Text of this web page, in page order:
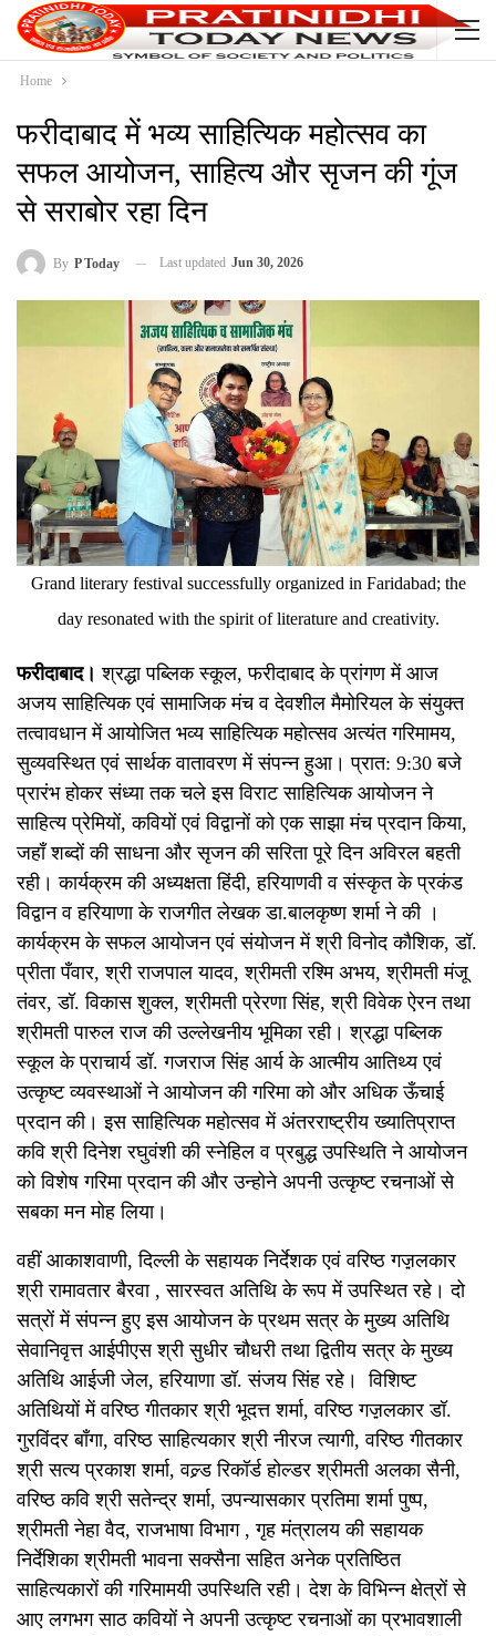
Home
फरीदाबाद में भव्य साहित्यिक महोत्सव का
सफल आयोजन, साहित्य और सृजन की गूंज
से सराबोर रहा दिन
By P Today Last updated Jun 30, 2026
Grand literary festival successfully organized in Faridabad; the
day resonated with the spirit of literature and creativity.
फरीदाबाद। श्रद्धा पब्लिक स्कूल, फरीदाबाद के प्रांगण में आज
अजय साहित्यिक एवं सामाजिक मंच व देवशील मैमोरियल के संयुक्त
तत्वावधान में आयोजित भव्य साहित्यिक महोत्सव अत्यंत गरिमामय,
सुव्यवस्थित एवं सार्थक वातावरण में संपन्न हुआ। प्रात: 9:30 बजे
प्रारंभ होकर संध्या तक चले इस विराट साहित्यिक आयोजन ने
साहित्य प्रेमियों, कवियों एवं विद्वानों को एक साझा मंच प्रदान किया,
जहाँ शब्दों की साधना और सृजन की सरिता पूरे दिन अविरल बहती
रही। कार्यक्रम की अध्यक्षता हिंदी, हरियाणवी व संस्कृत के प्रकंड
विद्वान व हरियाणा के राजगीत लेखक डा.बालकृष्ण शर्मा ने की ।
कार्यक्रम के सफल आयोजन एवं संयोजन में श्री विनोद कौशिक, डॉ.
प्रीता पँवार, श्री राजपाल यादव, श्रीमती रश्मि अभय, श्रीमती मंजू
तंवर, डॉ. विकास शुक्ल, श्रीमती प्रेरणा सिंह, श्री विवेक ऐरन तथा
श्रीमती पारुल राज की उल्लेखनीय भूमिका रही। श्रद्धा पब्लिक
स्कूल के प्राचार्य डॉ. गजराज सिंह आर्य के आत्मीय आतिथ्य एवं
उत्कृष्ट व्यवस्थाओं ने आयोजन की गरिमा को और अधिक ऊँचाई
प्रदान की। इस साहित्यिक महोत्सव में अंतरराष्ट्रीय ख्यातिप्राप्त
कवि श्री दिनेश रघुवंशी की स्नेहिल व प्रबुद्ध उपस्थिति ने आयोजन
को विशेष गरिमा प्रदान की और उन्होने अपनी उत्कृष्ट रचनाओं से
सबका मन मोह लिया।
वहीं आकाशवाणी, दिल्ली के सहायक निर्देशक एवं वरिष्ठ गज़़लकार
श्री रामावतार बैरवा , सारस्वत अतिथि के रूप में उपस्थित रहे। दो
सत्रों में संपन्न हुए इस आयोजन के प्रथम सत्र के मुख्य अतिथि
सेवानिवृत्त आईपीएस श्री सुधीर चौधरी तथा द्वितीय सत्र के मुख्य
अतिथि आईजी जेल, हरियाणा डॉ. संजय सिंह रहे। विशिष्ट
अतिथियों में वरिष्ठ गीतकार श्री भूदत्त शर्मा, वरिष्ठ गज़़लकार डॉ.
गुरविंदर बाँगा, वरिष्ठ साहित्यकार श्री नीरज त्यागी, वरिष्ठ गीतकार
श्री सत्य प्रकाश शर्मा, वल्र्ड रिकॉर्ड होल्डर श्रीमती अलका सैनी,
वरिष्ठ कवि श्री सतेन्द्र शर्मा, उपन्यासकार प्रतिमा शर्मा पुष्प,
श्रीमती नेहा वैद, राजभाषा विभाग , गृह मंत्रालय की सहायक
निर्देशिका श्रीमती भावना सक्सैना सहित अनेक प्रतिष्ठित
साहित्यकारों की गरिमामयी उपस्थिति रही। देश के विभिन्न क्षेत्रों से
आए लगभग साठ कवियों ने अपनी उत्कृष्ट रचनाओं का प्रभावशाली